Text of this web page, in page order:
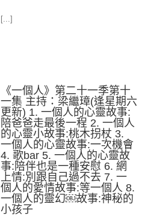
[...]
《一個人》第二十一季第十
一集 主持：梁繼璋(逢星期六
更新) 1. 一個人的心靈故事:
陪爸爸走最後一程 2. 一個人
的心靈小故事:桃木拐杖 3.
一個人的心靈故事:一次機會
4. 歌bar 5. 一個人的心靈故
事:陪伴也是一種安慰 6. 網
上情:別跟自己過不去 7. 一
個人的愛情故事:等一個人 8.
一個人的靈幻￼故事:神秘的
小孩子